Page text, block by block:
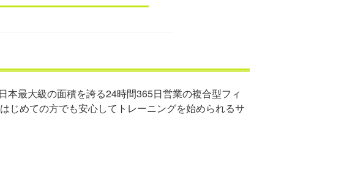
最大級の面積を誇る24時間365日営業の複合型フィ
じめての方でも安心してトレーニングを始められるサ